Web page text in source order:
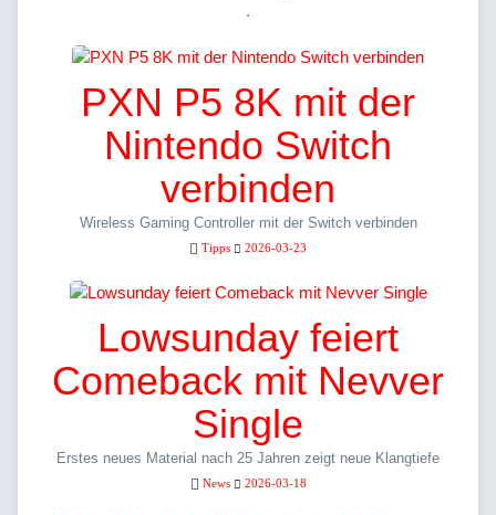
.
PXN P5 8K mit der
Nintendo Switch
verbinden
Wireless Gaming Controller mit der Switch verbinden
Tipps 2026-03-23
Lowsunday feiert
Comeback mit Nevver
Single
Erstes neues Material nach 25 Jahren zeigt neue Klangtiefe
News 2026-03-18